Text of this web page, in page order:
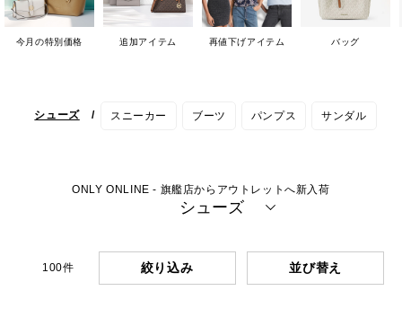
今月の特別価格 追加アイテム 再値下げアイテム バッグ
シューズ / スニーカー ブーツ パンプス サンダル
ONLY ONLINE - 旗艦店からアウトレットへ新入荷
シューズ
100件 絞り込み